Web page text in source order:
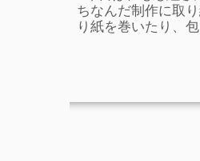
ちなんだ制作に取
り紙を巻いたり、